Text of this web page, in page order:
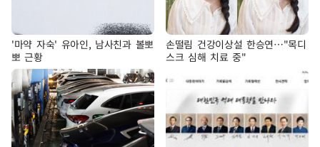
'마약 자숙' 유아인, 남사친과 볼뽀
뽀 근황
손떨림 건강이상설 한승연…"목디
스크 심해 치료 중"